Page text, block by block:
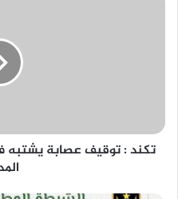
تكند : توقيف عصابة